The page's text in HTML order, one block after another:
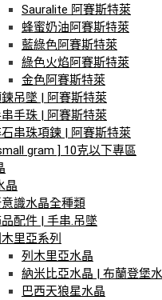
Sauralite 阿賽斯特萊
蜂蜜奶油阿賽斯特萊
藍綠色阿賽斯特萊
綠色火焰阿賽斯特萊
金色阿賽斯特萊
吊墜 | 阿賽斯特萊
手珠 | 阿賽斯特萊
串珠項鍊 | 阿賽斯特萊
gram ] 10克以下專區
晶
識水晶全種類
配件 | 手串.吊墜
里亞系列
列木里亞水晶
納米比亞水晶 | 布蘭登堡
巴西天狼星水晶